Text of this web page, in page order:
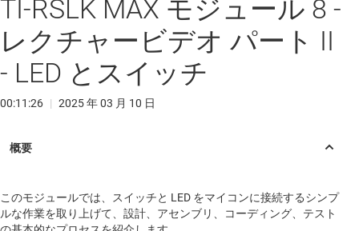
TI-RSLK MAX モジュール 8 -
レクチャービデオ パート II
- LED とスイッチ
00:11:26 | 2025 年 03 月 10 日
このモジュールでは、スイッチと LED をマイコンに接続するシンプ
ルな作業を取り上げて、設計、アセンブリ、コーディング、テスト